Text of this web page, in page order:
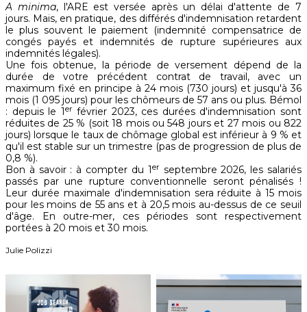
A minima, l'ARE est versée après un délai d'attente de 7
jours. Mais, en pratique, des différés d'indemnisation retardent
le plus souvent le paiement (indemnité compensatrice de
congés payés et indemnités de rupture supérieures aux
indemnités légales).
Une fois obtenue, la période de versement dépend de la
durée de votre précédent contrat de travail, avec un
maximum fixé en principe à 24 mois (730 jours) et jusqu'à 36
mois (1 095 jours) pour les chômeurs de 57 ans ou plus. Bémol
: depuis le 1er février 2023, ces durées d'indemnisation sont
réduites de 25 % (soit 18 mois ou 548 jours et 27 mois ou 822
jours) lorsque le taux de chômage global est inférieur à 9 % et
qu'il est stable sur un trimestre (pas de progression de plus de
0,8 %).
Bon à savoir : à compter du 1er septembre 2026, les salariés
passés par une rupture conventionnelle seront pénalisés !
Leur durée maximale d'indemnisation sera réduite à 15 mois
pour les moins de 55 ans et à 20,5 mois au-dessus de ce seuil
d'âge. En outre-mer, ces périodes sont respectivement
portées à 20 mois et 30 mois.
Julie Polizzi